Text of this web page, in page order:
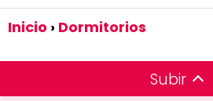
Inicio Dormitorios
Subir